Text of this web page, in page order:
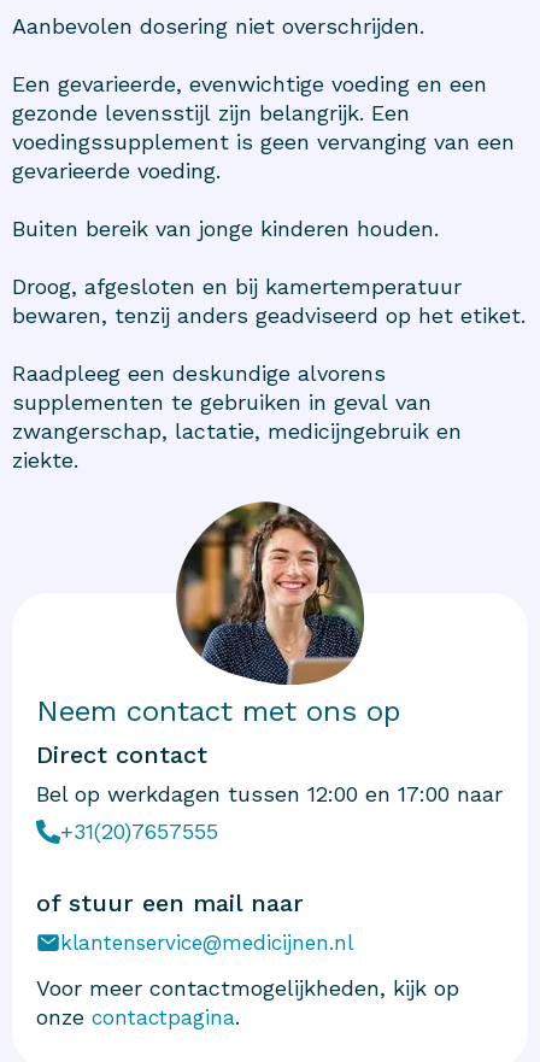
Aanbevolen dosering niet overschrijden.
Een gevarieerde, evenwichtige voeding en een
gezonde levensstijl zijn belangrijk. Een
voedingssupplement is geen vervanging van een
gevarieerde voeding.
Buiten bereik van jonge kinderen houden.
Droog, afgesloten en bij kamertemperatuur
bewaren, tenzij anders geadviseerd op het etiket.
Raadpleeg een deskundige alvorens
supplementen te gebruiken in geval van
zwangerschap, lactatie, medicijngebruik en
ziekte.
Neem contact met ons op
Direct contact
Bel op werkdagen tussen 12:00 en 17:00 naar
+31(20)7657555
of stuur een mail naar
klantenservice@medicijnen.nl
Voor meer contactmogelijkheden, kijk op
onze contactpagina.